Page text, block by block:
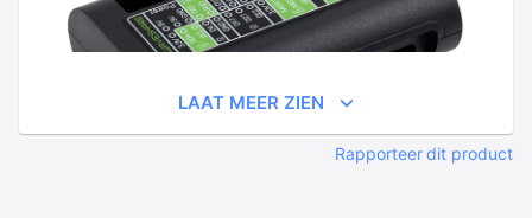
LAAT MEER ZIEN
Rapporteer dit product